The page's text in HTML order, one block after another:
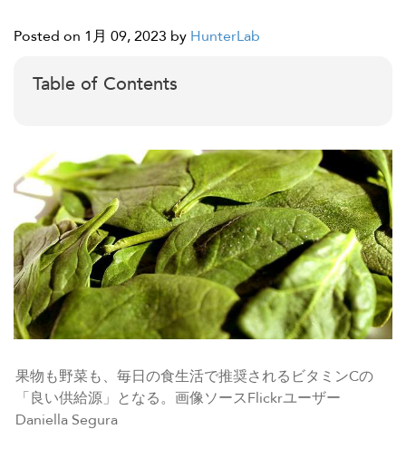
Posted on 1月 09, 2023 by HunterLab
Table of Contents
果物も野菜も、毎日の食生活で推奨されるビタミンCの
「良い供給源」となる。画像ソースFlickrユーザー
Daniella Segura